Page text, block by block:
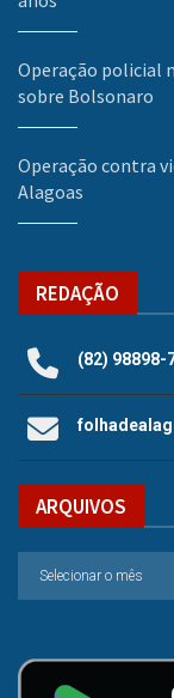
Operação policial
sobre Bolsonaro
Operação contra
Alagoas
REDAÇÃO
(82) 98898-
ARQUIVOS